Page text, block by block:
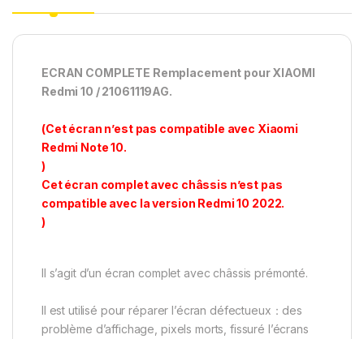
ECRAN COMPLETE Remplacement pour XIAOMI
Redmi 10 / 21061119AG.
(Cet écran n’est pas compatible avec Xiaomi
Redmi Note 10.
)
Cet écran complet avec châssis n’est pas
compatible avec la version Redmi 10 2022.
)
Il s’agit d’un écran complet avec châssis prémonté.
Il est utilisé pour réparer l’écran défectueux：des
problème d’affichage, pixels morts, fissuré l’écrans